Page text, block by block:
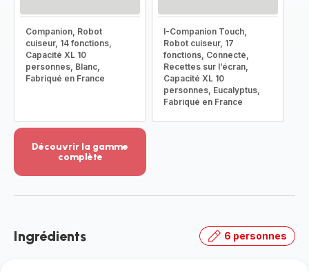
Companion, Robot
cuiseur, 14 fonctions,
Capacité XL 10
personnes, Blanc,
Fabriqué en France
I-Companion Touch,
Robot cuiseur, 17
fonctions, Connecté,
Recettes sur l’écran,
Capacité XL 10
personnes, Eucalyptus,
Fabriqué en France
Découvrir la gamme
complète
-
gamme
Ingrédients 6 personnes